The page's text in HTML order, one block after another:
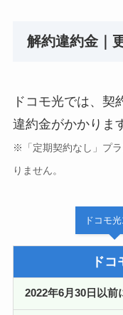
解約違約金｜
ドコモ光では、契
違約金がかかりま
※「定期契約なし」プ
りません。
ドコモ
ド
2022年6月30日以前